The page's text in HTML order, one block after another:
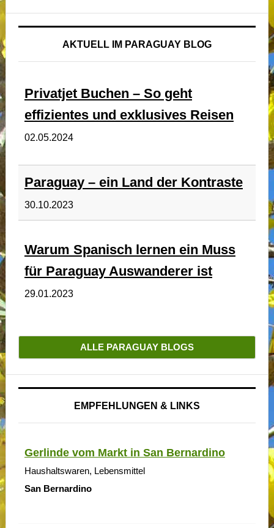
AKTUELL IM PARAGUAY BLOG
Privatjet Buchen – So geht
effizientes und exklusives Reisen
02.05.2024
Paraguay – ein Land der Kontraste
30.10.2023
Warum Spanisch lernen ein Muss
für Paraguay Auswanderer ist
29.01.2023
ALLE PARAGUAY BLOGS
EMPFEHLUNGEN & LINKS
Gerlinde vom Markt in San Bernardino
Haushaltswaren, Lebensmittel
San Bernardino